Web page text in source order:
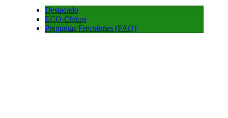
Destacado
ECO-Chicos
Preguntas Frecuentes (FAQ)